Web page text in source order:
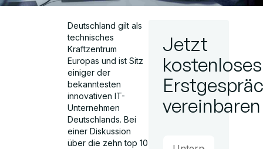
Deutschland gilt als
technisches
Kraftzentrum
Europas und ist Sitz
einiger der
bekanntesten
innovativen IT-
Unternehmen
Deutschlands. Bei
einer Diskussion
über die zehn top 10
Jetzt
kostenloses
vereinbaren